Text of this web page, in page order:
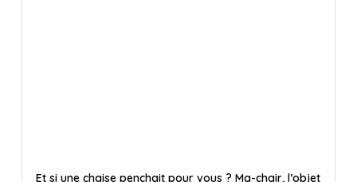
Et si une chaise penchait pour vous ? Ma-chair, l’objet